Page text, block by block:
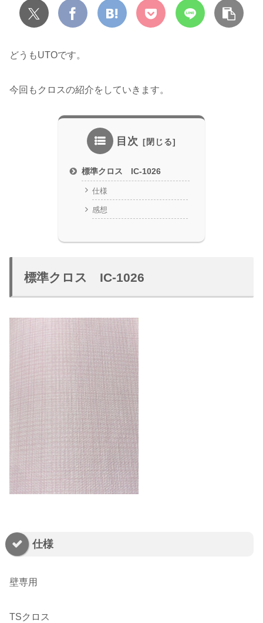
どうもUTOです。
今回もクロスの紹介をしていきます。
目次
標準クロス IC-1026
仕様
感想
標準クロス IC-1026
仕様
壁専用
TSクロス